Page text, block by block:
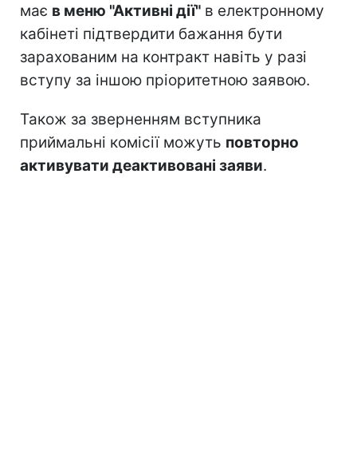
має в меню "Активні дії" в електронному
кабінеті підтвердити бажання бути
зарахованим на контракт навіть у разі
вступу за іншою пріоритетною заявою.
Також за зверненням вступника
приймальні комісії можуть повторно
активувати деактивовані заяви.